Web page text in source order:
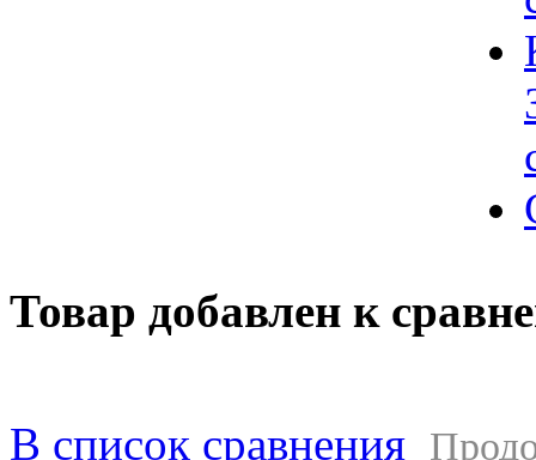
Товар добавлен к
В список сравнения